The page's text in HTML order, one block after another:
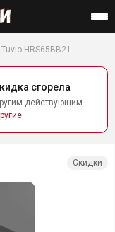
Найти
HRS65BB21
сгорела
действующим
Скидки